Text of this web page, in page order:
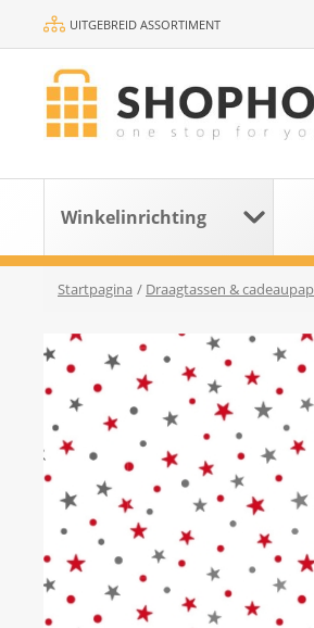
UITGEBREID ASSORTIMENT
Winkelinrichting
Startpagina / Draagtassen &